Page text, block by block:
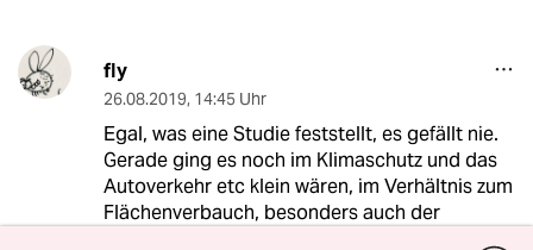
fly
26.08.2019, 14:45 Uhr
Egal, was eine Studie feststellt, es gefällt nie.
Gerade ging es noch im Klimaschutz und das
Autoverkehr etc klein wären, im Verhältnis zum
Flächenverbauch, besonders auch der